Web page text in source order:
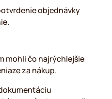
objednávky
mohli čo najrýchlejšie
za nákup.